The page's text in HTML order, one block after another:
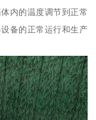
内的温度调节到正常
备的正常运行和生产